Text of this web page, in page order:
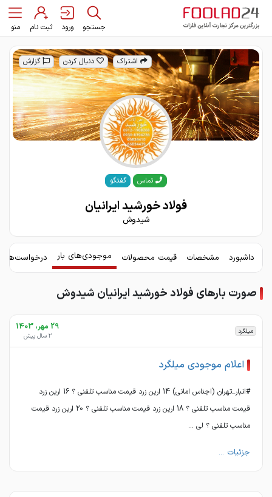
جستجو ورود ثبت نام منو
اشتراک دنبال کردن گزارش
تماس گفتگو
فولاد خورشید ایرانیان
شیدوش
داشبورد مشخصات قیمت محصولات موجودی‌های بار
صورت بارهای فولاد خورشید ایرانیان شیدوش
میلگرد 29 مهر، 1403
2 سال پیش
اعلام موجودی میلگرد
#انبار_تهران (اجناس امانی) 14 ارین زرد قیمت مناسب تلفنی ؟ 16 ارین زرد
قیمت مناسب تلفنی ؟ 18 ارین زرد قیمت مناسب تلفنی ؟ 20 ارین زرد قیمت
مناسب تلفنی ؟ لی ...
جزئیات ...